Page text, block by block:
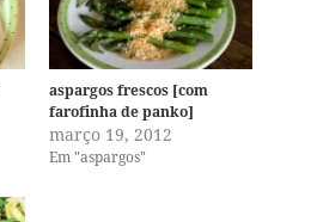
aspargos frescos [com
farofinha de panko]
março 19, 2012
Em "aspargos"